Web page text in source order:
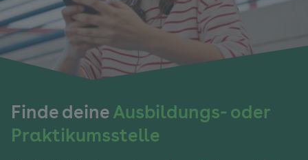
Finde deine Ausbildungs- oder
Praktikumsstelle